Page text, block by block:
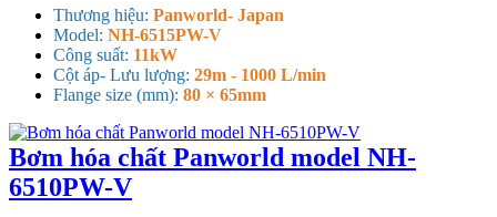
Thương hiệu: Panworld- Japan
Model: NH-6515PW-V
Công suất: 11kW
Cột áp- Lưu lượng: 29m - 1000 L/min
Flange size (mm): 80 × 65mm
Bơm hóa chất Panworld model NH-
6510PW-V